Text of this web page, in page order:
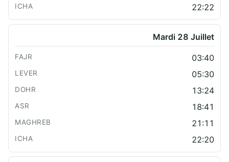
22:22
Mardi 28 Juillet
03:40
05:30
13:24
18:41
21:11
22:20